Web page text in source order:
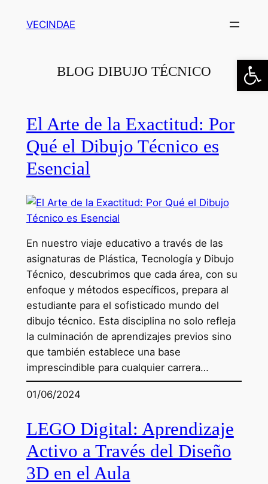
VECINDAE
BLOG DIBUJO TÉCNICO
El Arte de la Exactitud: Por
Qué el Dibujo Técnico es
Esencial
En nuestro viaje educativo a través de las
asignaturas de Plástica, Tecnología y Dibujo
Técnico, descubrimos que cada área, con su
enfoque y métodos específicos, prepara al
estudiante para el sofisticado mundo del
dibujo técnico. Esta disciplina no solo refleja
la culminación de aprendizajes previos sino
que también establece una base
imprescindible para cualquier carrera…
01/06/2024
LEGO Digital: Aprendizaje
Activo a Través del Diseño
3D en el Aula
Abrir